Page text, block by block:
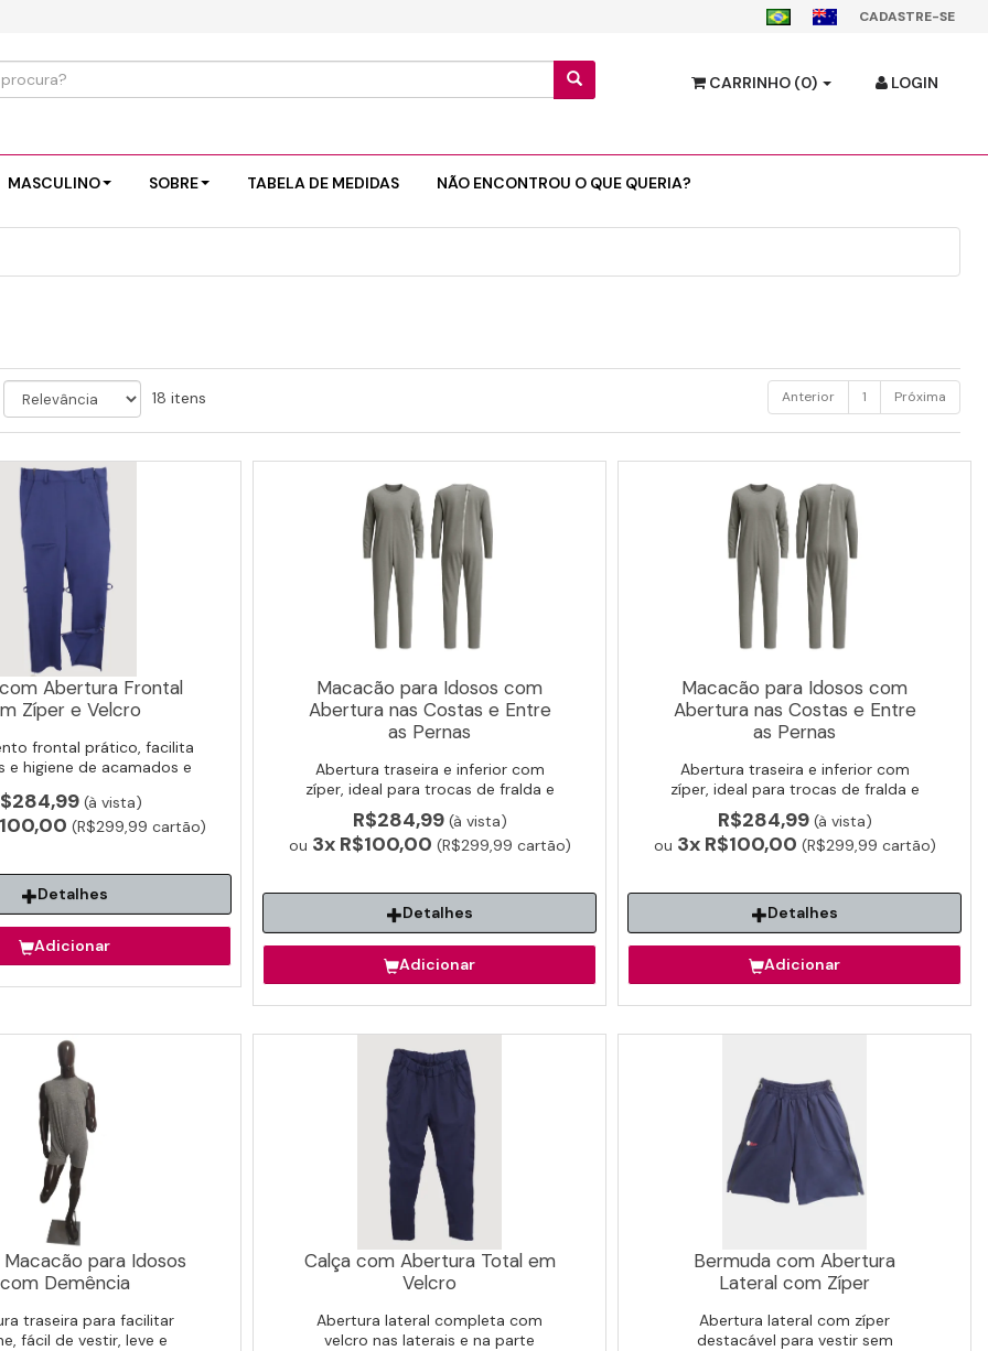
CADASTRE-SE
LOGIN
CARRINHO (0)
MASCULINO SOBRE TABELA DE MEDIDAS NÃO ENCONTROU O QUE QUERIA?
18 itens Anterior 1 Próxima
Abertura Frontal
Zíper e Velcro
frontal prático, facilita
e higiene de acamados e
(à vista)
(R$299,99 cartão)
Detalhes
Adicionar
Macacão para Idosos com
Abertura nas Costas e Entre
as Pernas
Abertura traseira e inferior com
zíper, ideal para trocas de fralda e
higiene facilitada.
R$284,99(à vista)
ou 3x R$100,00 (R$299,99 cartão)
Detalhes
Adicionar
Macacão para Idosos com
Abertura nas Costas e Entre
as Pernas
Abertura traseira e inferior com
zíper, ideal para trocas de fralda e
higiene facilitada.
R$284,99(à vista)
ou 3x R$100,00 (R$299,99 cartão)
Detalhes
Adicionar
Macacão para Idosos
com Demência
traseira para facilitar
fácil de vestir, leve e
Calça com Abertura Total em
Velcro
Abertura lateral completa com
velcro nas laterais e na parte
Bermuda com Abertura
Lateral com Zíper
Abertura lateral com zíper
destacável para vestir sem